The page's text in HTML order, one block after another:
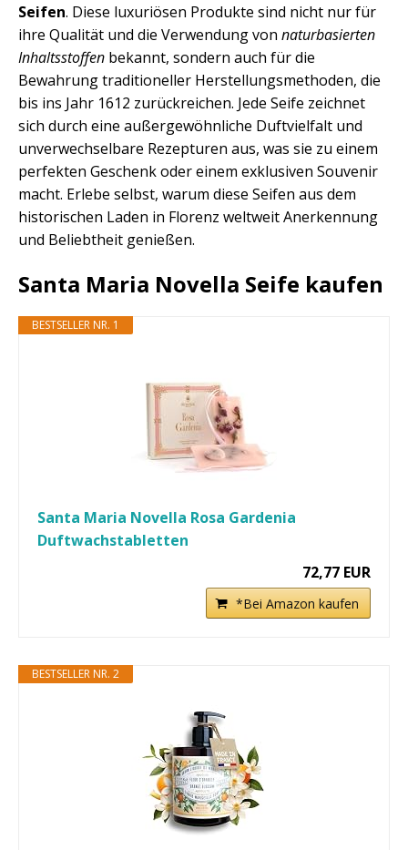
Seifen. Diese luxuriösen Produkte sind nicht nur für
ihre Qualität und die Verwendung von naturbasierten
Inhaltsstoffen bekannt, sondern auch für die
Bewahrung traditioneller Herstellungsmethoden, die
bis ins Jahr 1612 zurückreichen. Jede Seife zeichnet
sich durch eine außergewöhnliche Duftvielfalt und
unverwechselbare Rezepturen aus, was sie zu einem
perfekten Geschenk oder einem exklusiven Souvenir
macht. Erlebe selbst, warum diese Seifen aus dem
historischen Laden in Florenz weltweit Anerkennung
und Beliebtheit genießen.
Santa Maria Novella Seife kaufen
BESTSELLER NR. 1
Santa Maria Novella Rosa Gardenia
Duftwachstabletten
72,77 EUR
*Bei Amazon kaufen
BESTSELLER NR. 2